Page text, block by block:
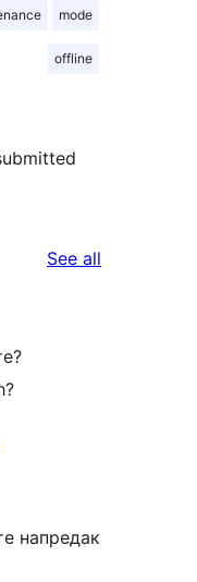
mode
offline
See all
напредак